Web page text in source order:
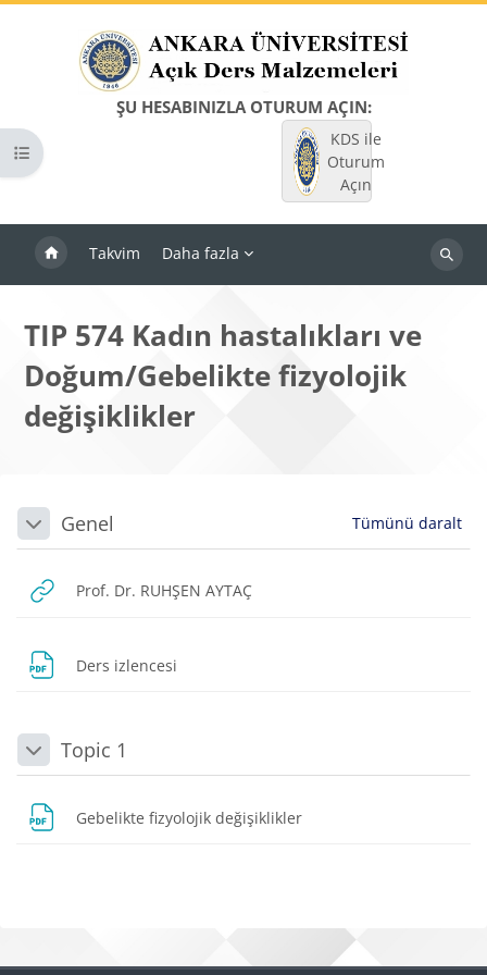
ŞU HESABINIZLA OTURUM AÇIN:
KDS ile
Oturum
Açın
Takvim Daha fazla
Dersleri
Kurs dizinini aç
TIP 574 Kadın hastalıkları ve
Doğum/Gebelikte fizyolojik
değişiklikler
Bloklar
Bölüm anahatları
DaraltGenel Tümünü daralt
Prof. Dr. RUHŞEN AYTAÇURL
Ders izlencesi
DaraltTopic 1
Gebelikte fizyolojik değişiklikler